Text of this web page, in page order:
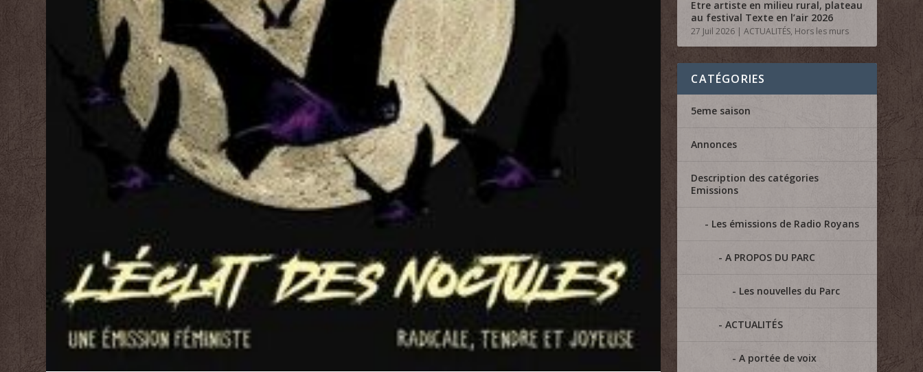
Etre artiste en milieu rural, plateau
au festival Texte en l’air 2026
27 Juil 2026 |ACTUALITÉS, Hors les murs
CATÉGORIES
5eme saison
Annonces
Description des catégories
Emissions
Les émissions de Radio Royans
A PROPOS DU PARC
Les nouvelles du Parc
ACTUALITÉS
A portée de voix